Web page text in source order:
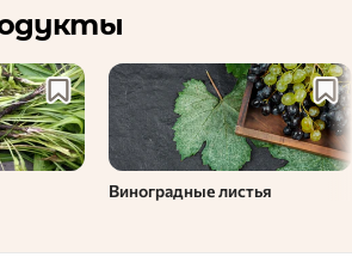
Виноградные листья